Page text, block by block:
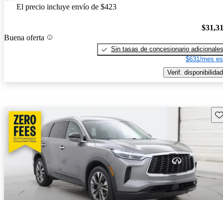
El precio incluye envío de $423
Buena oferta
Sin tasas de concesionario adicionales
$631/mes
Verif. disponibilidad